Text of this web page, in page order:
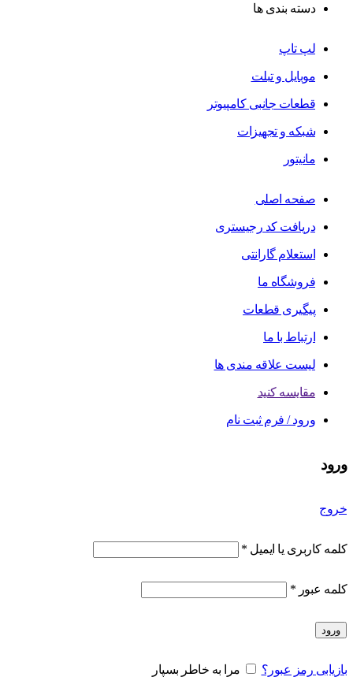
دسته بندی ها
لپ تاپ
موبایل و تبلت
قطعات جانبی کامپیوتر
شبکه و تجهیزات
مانیتور
صفحه اصلی
دریافت کد رجیستری
استعلام گارانتی
فروشگاه ما
پیگیری قطعات
ارتباط با ما
لیست علاقه مندی ها
مقایسه کنید
ورود / فرم ثبت نام
ورود
خروج
کلمه کاربری یا ایمیل *
کلمه عبور *
ورود
بازیابی رمز عبور؟ مرا به خاطر بسپار